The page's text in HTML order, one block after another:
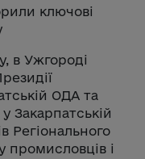
ключові
в Ужгороді
ОДА та
Закарпатській
Регіонального
промисловців і